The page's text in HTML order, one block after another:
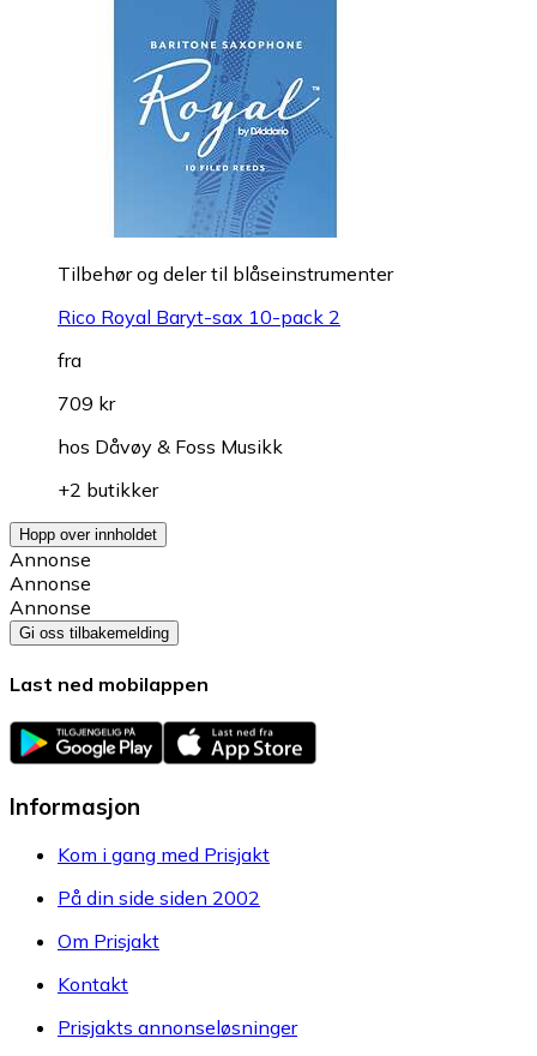
Tilbehør og deler til blåseinstrumenter
Rico Royal Baryt-sax 10-pack 2
fra
709 kr
hos Dåvøy & Foss Musikk
+2 butikker
Hopp over innholdet
Annonse
Annonse
Annonse
Gi oss tilbakemelding
Last ned mobilappen
Informasjon
Kom i gang med Prisjakt
På din side siden 2002
Om Prisjakt
Kontakt
Prisjakts annonseløsninger